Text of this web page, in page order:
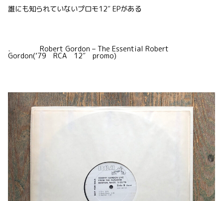
誰にも知られていないプロモ12″ EPがある
. Robert Gordon – The Essential Robert
Gordon(’79 RCA 12″ promo)